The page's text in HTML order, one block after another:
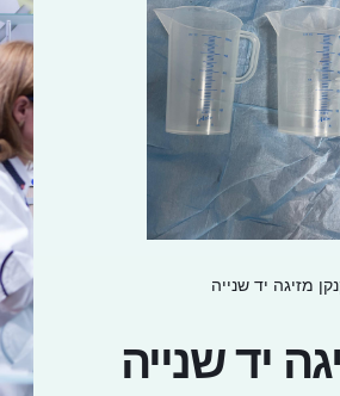
מזיגה יד שנייה
יד שנייה